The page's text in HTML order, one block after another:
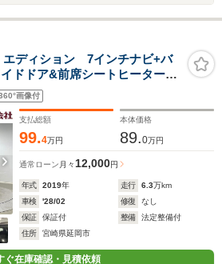
ディション 7インチナビ+バ
ドドア&前席シートヒーター&1
限/画像付
支払総額
99.4万円
本体価格
89.0万円
通常ローン 月々12,000円
年式 2019年 走行 6.3万km
車検
'28/02 修復
なし
保証
保証付 整備
法定整備付
住所
宮崎県延岡市
ぐ在庫確認・見積依頼